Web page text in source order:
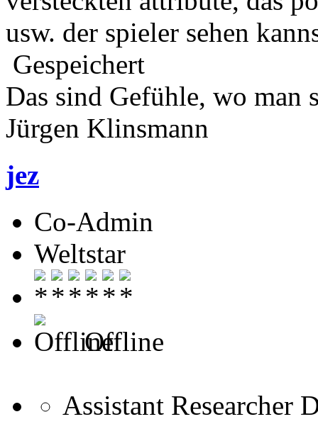
usw. der spieler sehen
Gespeichert
Das sind Gefühle, wo man
Jürgen Klinsmann
jez
Co-Admin
Weltstar
Offline
Assistant Researcher